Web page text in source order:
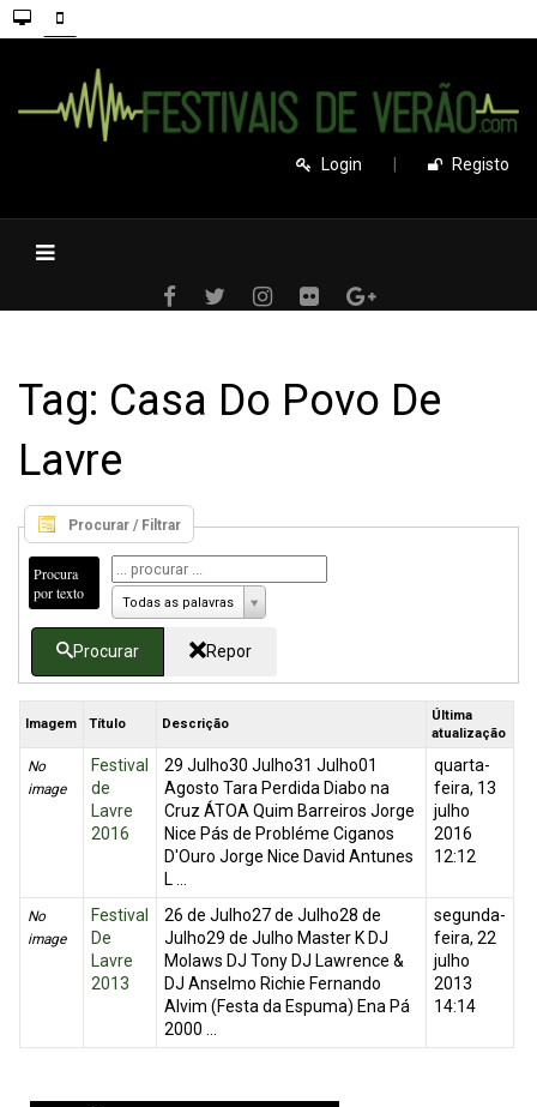
Login Registo
Tag: Casa Do Povo De
Lavre
Procurar / Filtrar
Procura
por texto
Todas as palavras
Procurar Repor
Imagem Título Descrição
Última
atualização
No
image
Festival
de
Lavre
2016
29 Julho30 Julho31 Julho01
Agosto Tara Perdida Diabo na
Cruz ÁTOA Quim Barreiros Jorge
Nice Pás de Probléme Ciganos
D'Ouro Jorge Nice David Antunes
L ...
quarta-
feira, 13
julho
2016
12:12
No
image
Festival
De
Lavre
2013
26 de Julho27 de Julho28 de
Julho29 de Julho Master K DJ
Molaws DJ Tony DJ Lawrence &
DJ Anselmo Richie Fernando
Alvim (Festa da Espuma) Ena Pá
2000 ...
segunda-
feira, 22
julho
2013
14:14